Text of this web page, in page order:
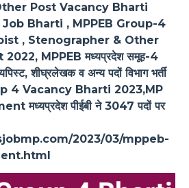
Post Vacancy Bharti
Bharti , MPPEB Group-4
, Stenographer & Other
MPPEB मध्यप्रदेश समूह-4
शीघ्रलेखक व अन्य पदों विभाग भर्ती
4 Vacancy Bharti 2023,MP
मध्यप्रदेश पीईबी ने 3047 पदों पर
2023/03/mppeb-